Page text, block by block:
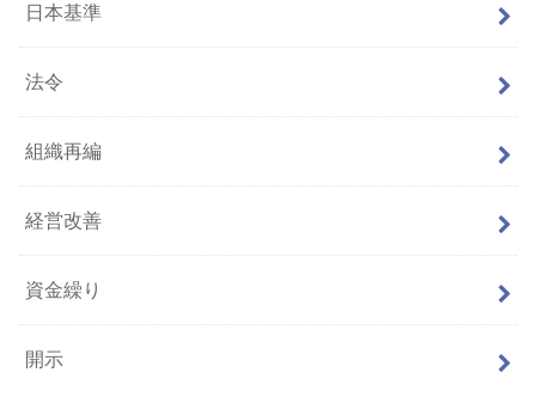
日本基準
法令
組織再編
経営改善
資金繰り
開示